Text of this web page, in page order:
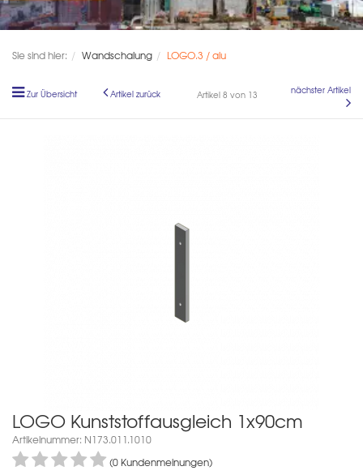
Sie sind hier: Wandschalung LOGO.3 / alu
Zur Übersicht Artikel zurück Artikel 8 von 13 nächster Artikel
LOGO Kunststoffausgleich 1x90cm
Artikelnummer: N173.011.1010
(0 Kundenmeinungen)